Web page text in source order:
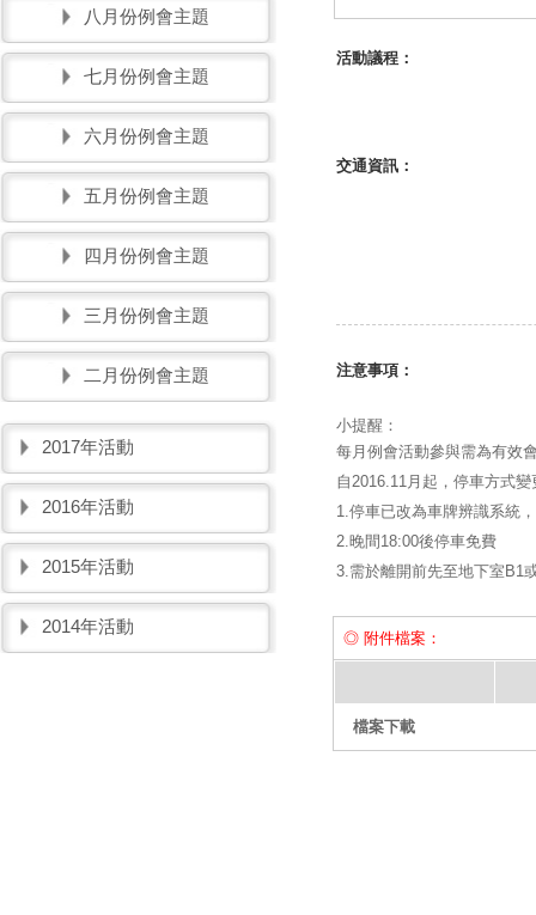
八月份例會主題
七月份例會主題
六月份例會主題
五月份例會主題
四月份例會主題
三月份例會主題
二月份例會主題
2017年活動
2016年活動
2015年活動
2014年活動
活動議程：
交通資訊：
注意事項：
小提醒：
每月例會活動參與需為有效
自2016.11月起，停車方式變
1.停車已改為車牌辨識系統
2.晚間18:00後停車免費
3.需於離開前先至地下室B1
◎ 附件檔案：
檔案下載